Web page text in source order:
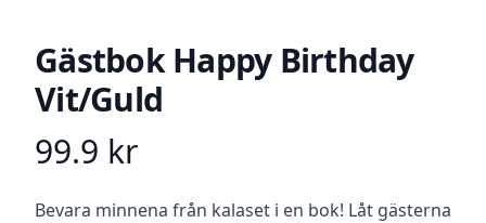
Gästbok Happy Birthday
Vit/Guld
Product information
99.9 kr
Beskrivning
Bevara minnena från kalaset i en bok! Låt gästerna